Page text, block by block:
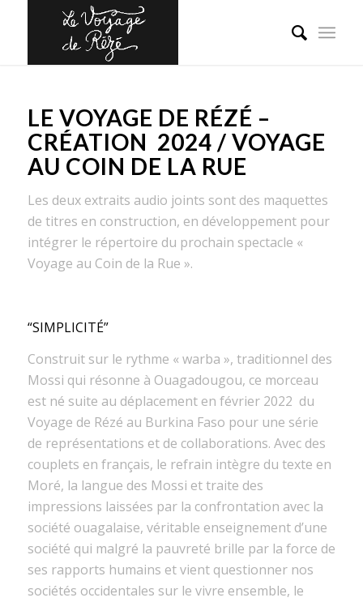
LE VOYAGE DE RÉZÉ –
CRÉATION 2024 / VOYAGE
AU COIN DE LA RUE
Les deux extraits audio joints sont des maquettes
de titres en construction, en développement pour
intégrer le répertoire du prochain spectacle «
Voyage au Coin de la Rue ».
“SIMPLICITÉ”
Construit sur le rythme « warba », traditionnel des
Mossi qui résonne à Ouagadougou, ce morceau
est né suite au déplacement en février 2022 du
Voyage de Rézé au Burkina Faso pour une série
de représentations et de collaborations. Avec des
couplets en français, le refrain intègre du texte en
Moré, la langue des Mossi et traite des
impressions laissées par la confrontation avec la
société ouagalaise, véritable enseignement d’une
société qui malgré la pauvreté brille par la force de
ses rapports humains et vient questionner nos
sociétés occidentales sur le vivre ensemble, le